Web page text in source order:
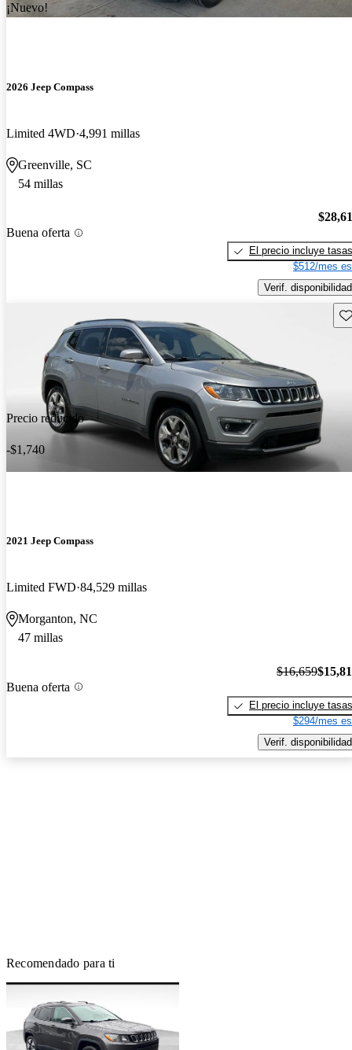
¡Nuevo!
2026 Jeep Compass
Limited 4WD 4,991 millas
Greenville, SC
54 millas
Buena oferta
El precio incluye tasas
$512/mes
Verif. disponibilidad
Precio reducido
-$1,740
2021 Jeep Compass
Limited FWD 84,529 millas
Morganton, NC
47 millas
Buena oferta
$16,659
El precio incluye tasas
$294/mes
Verif. disponibilidad
Recomendado para ti